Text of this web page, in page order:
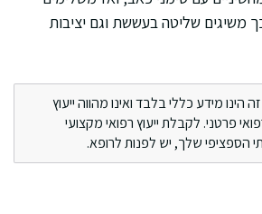
משיגים שליטה בעששת וגם יציבות
מידע כללי בלבד ואינו מהווה ייעוץ
פרטני. לקבלת ייעוץ רפואי מקצועי
הספציפי שלך, יש לפנות לרופא.